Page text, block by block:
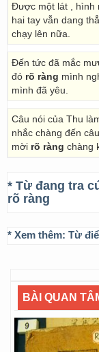
Ðược một lát , hình
hai tay vẫn dang
chạy lên nữa.
Đến tức đã mắc
đó rõ ràng mình
mình đã yêu.
Câu nói của Thu
nhắc chàng đến
mời rõ ràng chàng
* Từ đang tra
rõ ràng
* Xem thêm: Từ
BÀI QUAN